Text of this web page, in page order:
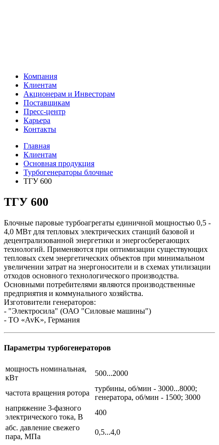
Компания
Клиентам
Акционерам и Инвесторам
Поставщикам
Пресс-центр
Карьера
Контакты
Главная
Клиентам
Основная продукция
Турбогенераторы блочные
ТГУ 600
ТГУ 600
Блочные паровые турбоагрегаты единичной мощностью 0,5 -
4,0 МВт для тепловых электрических станций базовой и
децентрализованной энергетики и энергосберегающих
технологий. Применяются при оптимизации существующих
тепловых схем энергетических объектов при минимальном
увеличении затрат на энергоносители и в схемах утилизации
отходов основного технологического производства.
Основными потребителями являются производственные
предприятия и коммунального хозяйства.
Изготовители генераторов:
- "Электросила" (ОАО "Силовые машины")
- ТО «AvK», Германия
Параметры турбогенераторов
мощность номинальная,
кВт
500...2000
частота вращения ротора
турбины, об/мин - 3000...8000;
генератора, об/мин - 1500; 3000
напряжение 3-фазного
электрического тока, В
400
абс. давление свежего
пара, МПа
0,5...4,0